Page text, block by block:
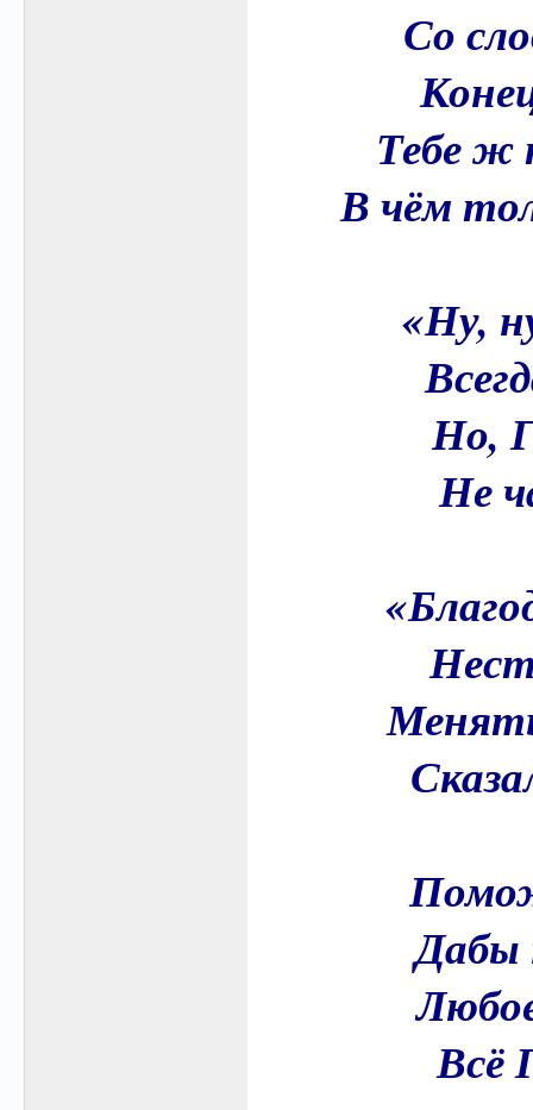
Со
Тебе ж
В чём
«Ну,
Но,
Не
Дабы
Всё